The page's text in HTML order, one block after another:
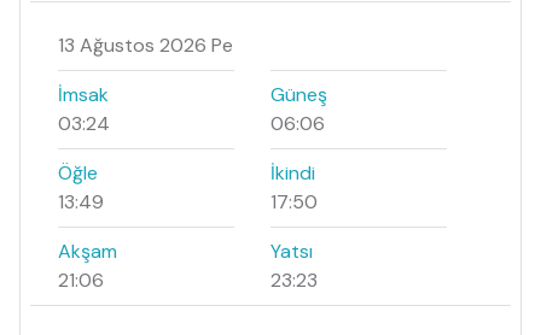
13 Ağustos 2026 Pe
İmsak
03:24
Güneş
06:06
Öğle
13:49
İkindi
17:50
Akşam
21:06
Yatsı
23:23